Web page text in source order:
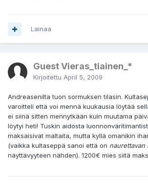
Lainaa
Guest Vieras_tiainen_*
Kirjoitettu April 5, 2009
Andreasenilta tuon sormuksen tilasin.
varoitteli että voi mennä kuukausia löytää
ei siinä sitten mennytkään kuin muutama
löytyi heti! Tuskin aidosta
maksaisivat maltaita, mutta kyllä omanikin
(vaikka kultaseppä sanoi että on naurettavan
näyttävyyteen nähden). 1200€ mies siitä